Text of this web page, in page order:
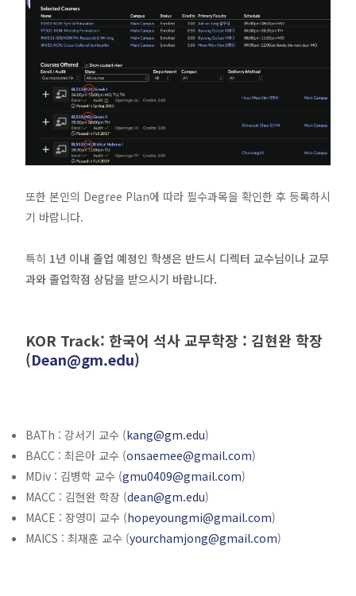
또한 본인의 Degree Plan에 따라 필수과목을 확인한 후 등록하시
기 바랍니다.
특히 1년 이내 졸업 예정인 학생은 반드시 디렉터 교수님이나 교무
과와 졸업학점 상담을 받으시기 바랍니다.
KOR Track: 한국어 석사 교무학장 : 김현완 학장
(Dean@gm.edu)
BATh : 강서기 교수 (kang@gm.edu)
BACC : 최은아 교수 (onsaemee@gmail.com)
MDiv : 김병학 교수 (gmu0409@gmail.com)
MACC : 김현완 학장 (dean@gm.edu)
MACE : 장영미 교수 (hopeyoungmi@gmail.com)
MAICS : 최재훈 교수 (yourchamjong@gmail.com)